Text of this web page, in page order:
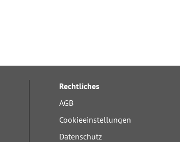
Rechtliches
AGB
Cookieeinstellungen
Datenschutz